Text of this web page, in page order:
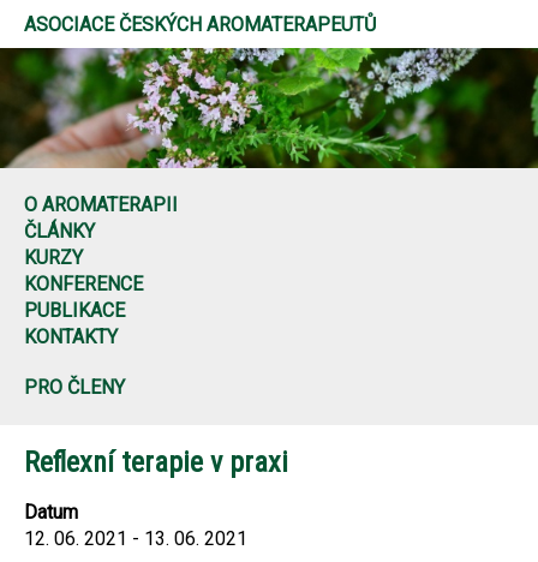
ASOCIACE ČESKÝCH AROMATERAPEUTŮ
O AROMATERAPII
ČLÁNKY
KURZY
KONFERENCE
PUBLIKACE
KONTAKTY
PRO ČLENY
Reflexní terapie v praxi
Datum
12. 06. 2021 - 13. 06. 2021